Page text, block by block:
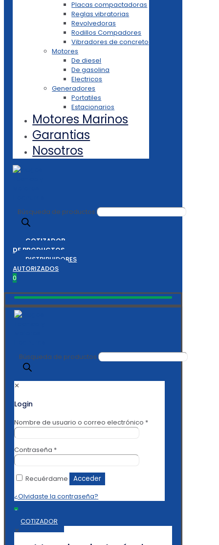
Placas compactadoras
Reglas vibratorias
Revolvedoras
Rodillos Compadores
Vibradores de concreto
Motores
De diesel
De gasolina
Electricos
Generadores
Portatiles
Estacionarios
Motores Marinos
Garantias
Nosotros
Búsqueda de productos
COTIZADOR
DE PRODUCTOS
DISTRIBUIDORES
AUTORIZADOS
0
Búsqueda de productos
✕
Login
Nombre de usuario o correo electrónico *
Contraseña *
Recuérdame
Acceder
¿Olvidaste la contraseña?
0
COTIZADOR
✕